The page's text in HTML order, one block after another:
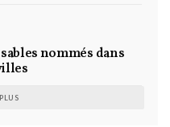
nommés dans